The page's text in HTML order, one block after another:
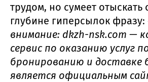
трудом, но сумеет отыскать
глубине гиперсылок фразу:
внимание: dkzh-nsk.com —
сервис по оказанию услуг
бронированию и доставке
является официальным